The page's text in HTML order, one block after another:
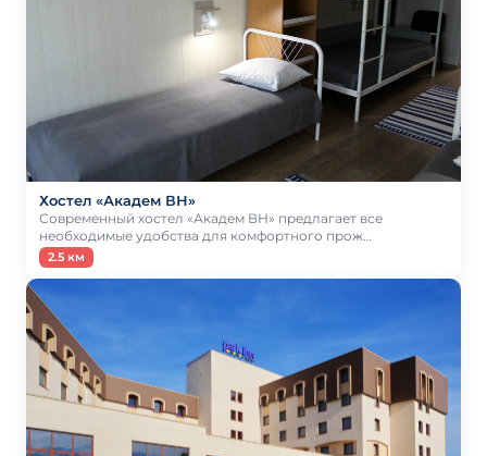
Хостел «Академ ВН»
Современный хостел «Академ ВН» предлагает все
необходимые удобства для комфортного прож…
2.5 км